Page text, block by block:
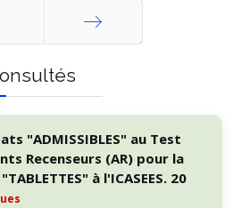
"ADMISSIBLES" au Test
Recenseurs (AR) pour la
à l'ICASEES. 20